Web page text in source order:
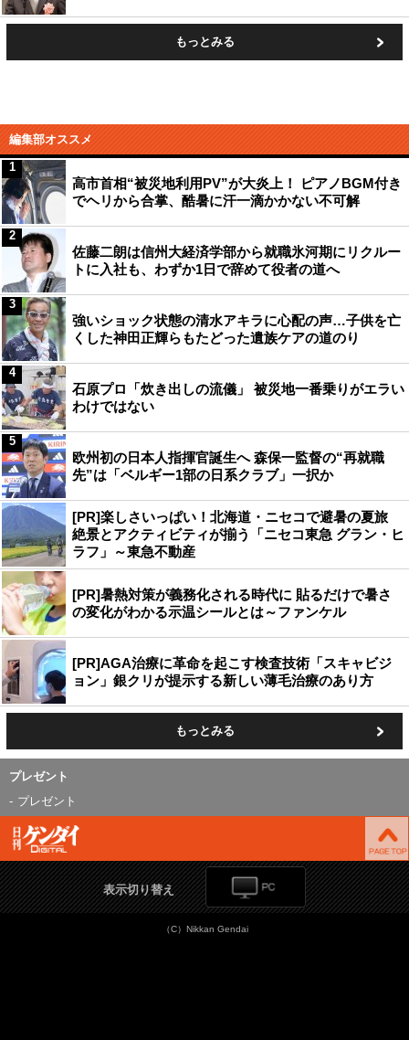
もっとみる
編集部オススメ
高市首相“被災地利用PV”が大炎上！ ピアノBGM付き
でヘリから合掌、酷暑に汗一滴かかない不可解
1
佐藤二朗は信州大経済学部から就職氷河期にリクルー
トに入社も、わずか1日で辞めて役者の道へ
2
強いショック状態の清水アキラに心配の声…子供を亡
くした神田正輝らもたどった遺族ケアの道のり
3
石原プロ「炊き出しの流儀」 被災地一番乗りがエラい
わけではない
4
欧州初の日本人指揮官誕生へ 森保一監督の“再就職
先”は「ベルギー1部の日系クラブ」一択か
5
[PR]楽しさいっぱい！北海道・ニセコで避暑の夏旅
絶景とアクティビティが揃う「ニセコ東急 グラン・ヒ
ラフ」～東急不動産
[PR]暑熱対策が義務化される時代に 貼るだけで暑さ
の変化がわかる示温シールとは～ファンケル
[PR]AGA治療に革命を起こす検査技術「スキャビジ
ョン」銀クリが提示する新しい薄毛治療のあり方
もっとみる
プレゼント
プレゼント
表示切り替え
（C）Nikkan Gendai